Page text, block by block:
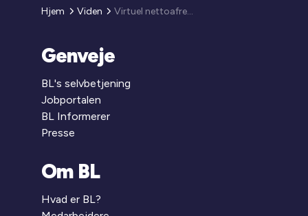
Hjem Viden Virtuel nettoafregning af solcelleanlæg i den almene sektor
Genveje
BL's selvbetjening
Jobportalen
BL Informerer
Presse
Om BL
Hvad er BL?